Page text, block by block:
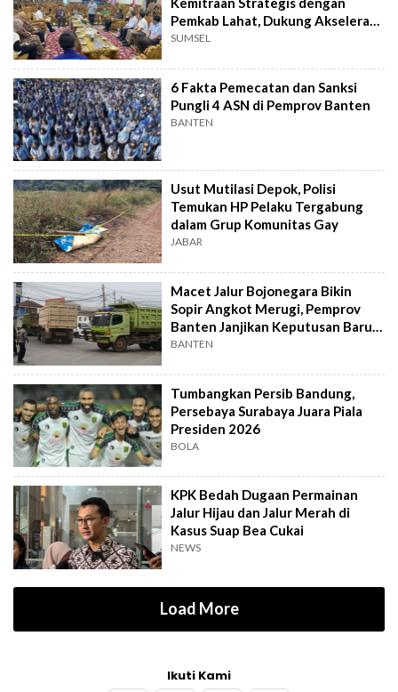
Pemkab Lahat, Dukung Akselerasi
Ekonomi Daerah
SUMSEL
6 Fakta Pemecatan dan Sanksi
Pungli 4 ASN di Pemprov Banten
BANTEN
Usut Mutilasi Depok, Polisi
Temukan HP Pelaku Tergabung
dalam Grup Komunitas Gay
JABAR
Macet Jalur Bojonegara Bikin
Sopir Angkot Merugi, Pemprov
Banten Janjikan Keputusan Baru 4
Hari Lagi
BANTEN
Tumbangkan Persib Bandung,
Persebaya Surabaya Juara Piala
Presiden 2026
BOLA
KPK Bedah Dugaan Permainan
Jalur Hijau dan Jalur Merah di
Kasus Suap Bea Cukai
NEWS
Load More
Ikuti Kami